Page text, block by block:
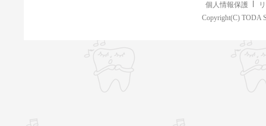
個人情報保護
Copyright(C) TODA